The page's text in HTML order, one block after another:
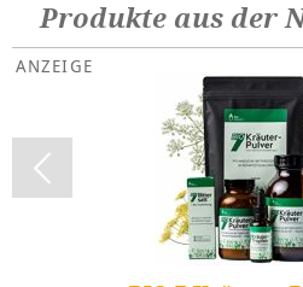
Produkte aus der